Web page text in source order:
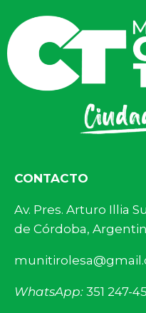
CONTACTO
Av. Pres. Arturo
de Córdoba,
WhatsApp: 351 247-